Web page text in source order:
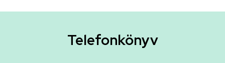
ÁltalánosTelefonkönyv